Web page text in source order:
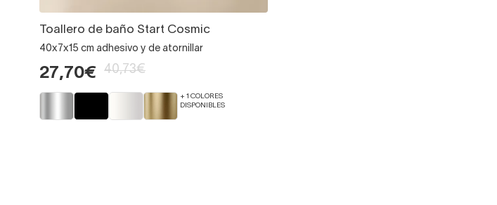
Toallero de baño Start Cosmic
40x7x15 cm adhesivo y de atornillar
27,70€ 40,73€
+ 1 COLORES
DISPONIBLES